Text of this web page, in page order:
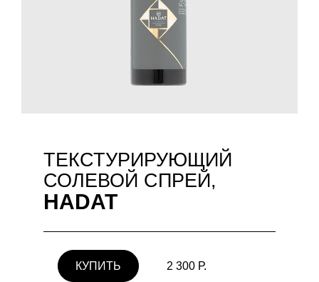
ТЕКСТУРИРУЮЩИЙ
СОЛЕВОЙ СПРЕЙ,
HADAT
КУПИТЬ 2 300 Р.